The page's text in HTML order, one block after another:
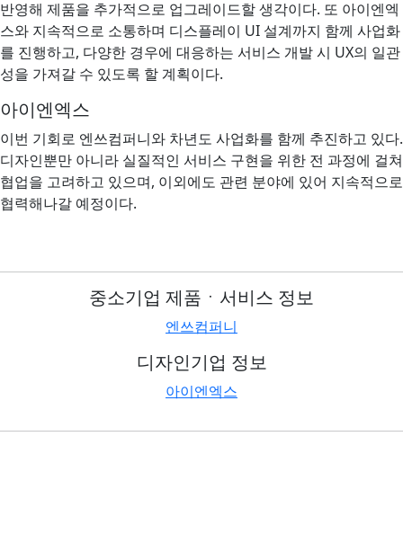
반영해 제품을 추가적으로 업그레이드할 생각이다. 또 아이엔엑
스와 지속적으로 소통하며 디스플레이 UI 설계까지 함께 사업화
를 진행하고, 다양한 경우에 대응하는 서비스 개발 시 UX의 일관
성을 가져갈 수 있도록 할 계획이다.
아이엔엑스
이번 기회로 엔쓰컴퍼니와 차년도 사업화를 함께 추진하고 있다.
디자인뿐만 아니라 실질적인 서비스 구현을 위한 전 과정에 걸쳐
협업을 고려하고 있으며, 이외에도 관련 분야에 있어 지속적으로
협력해나갈 예정이다.
중소기업 제품ㆍ서비스 정보
엔쓰컴퍼니
디자인기업 정보
아이엔엑스